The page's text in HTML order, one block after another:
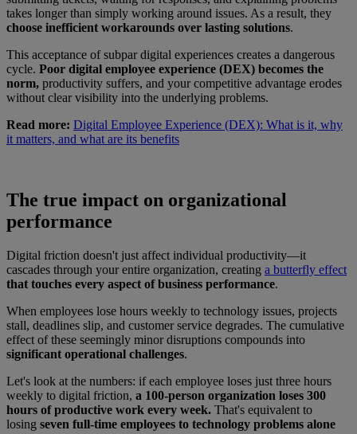
takes longer than simply working around issues. As a result, they
choose inefficient workarounds over lasting solutions.
This acceptance of subpar digital experiences creates a dangerous
cycle. Poor digital employee experience (DEX) becomes the
norm, productivity suffers, and your competitive advantage erodes
without clear visibility into the underlying problems.
Read more: Digital Employee Experience (DEX): What is it, why
it matters, and what are its benefits
The true impact on organizational
performance
Digital friction doesn't just affect individual productivity—it
cascades through your entire organization, creating a butterfly effect
that touches every aspect of business performance.
When employees lose hours weekly to technology issues, projects
stall, deadlines slip, and customer service degrades. The cumulative
effect of these seemingly minor disruptions compounds into
significant operational challenges.
Let's look at the numbers: if each employee loses just three hours
weekly to digital friction, a 100-person organization loses 300
hours of productive work every week. That's equivalent to
losing seven full-time employees to technology problems alone